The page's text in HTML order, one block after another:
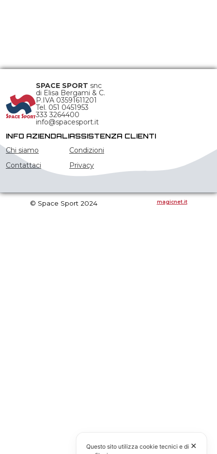
SPACE SPORT snc
di Elisa Bergami & C.
P.IVA 03591611201
Tel. 051 0451953
333 3264400
info@spacesport.it
INFO AZIENDALI
Chi siamo
Contattaci
ASSISTENZA CLIENTI
Condizioni
Privacy
© Space Sport 2024 magicnet.it
✕
Questo sito utilizza cookie tecnici e di